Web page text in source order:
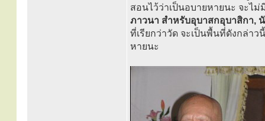
สอนไว้ว่าเป็นอบายหายนะ จะไม่
ภาวนา สำหรับอุบาสกอุบาสิกา,
ที่เรียกว่าวัด จะเป็นพื้นที่ดังกล่าว
หายนะ